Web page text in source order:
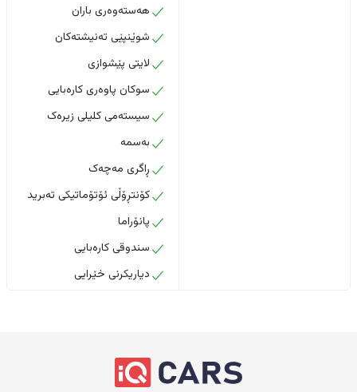
هەستەوەری باران
شوێنپێی تەنیشتەکان
لایتی پێشوازی
سوکان پاوەری کارەبایی
سیستەمی کلیلی زیرەک
بەسمە
ڕاگری مەچەک
کۆنتڕۆڵی ئۆتۆماتیکی تەبرید
پانۆراما
سندوقی کارەبایی
دیاریکرنی خێرایی